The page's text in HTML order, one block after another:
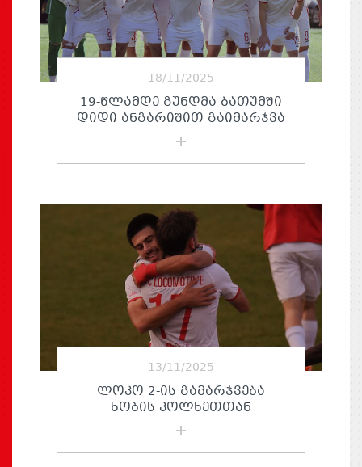
18/11/2025
19-ᲬᲚᲐᲛᲓᲔ ᲒᲣᲜᲓᲛᲐ ᲑᲐᲗᲣᲛᲨᲘ
ᲓᲘᲓᲘ ᲐᲜᲒᲐᲠᲘᲨᲘᲗ ᲒᲐᲘᲛᲐᲠᲯᲕᲐ
13/11/2025
ᲚᲝᲙᲝ 2-ᲘᲡ ᲒᲐᲛᲐᲠᲯᲕᲔᲑᲐ
ᲮᲝᲑᲘᲡ ᲙᲝᲚᲮᲔᲗᲗᲐᲜ